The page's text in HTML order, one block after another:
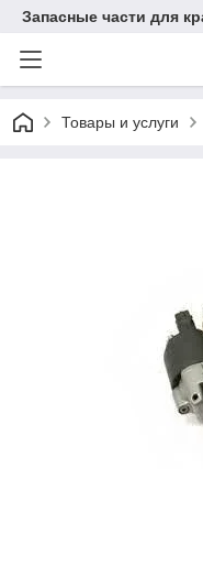
Запасные части для
Товары и услуги